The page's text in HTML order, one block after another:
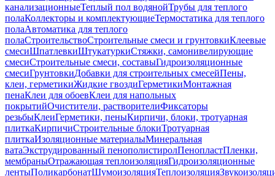
канализационныеТеплый пол водянойТрубы для теплого
полаКоллекторы и комплектующиеТермостатика для теплого
полаАвтоматика для теплого
полаСтроительствоСтроительные смеси и грунтовкиКлеевые
смесиШпатлевкиШтукатуркиСтяжки, самонивелирующие
смесиСтроительные смеси, составыГидроизоляционные
смесиГрунтовкиДобавки для строительных смесейПены,
клеи, герметикиЖидкие гвоздиГерметикиМонтажная
пенаКлеи для обоевКлеи для напольных
покрытийОчистители, растворителиФиксаторы
резьбыКлеиГерметики, пеныКирпичи, блоки, тротуарная
плиткаКирпичиСтроительные блокиТротуарная
плиткаИзоляционные материалыМинеральная
ватаЭкструдированный пенополистиролПенопластПленки,
мембраныОтражающая теплоизоляцияГидроизоляционные
лентыПоликарбонатШумоизоляцияТеплоизоляция